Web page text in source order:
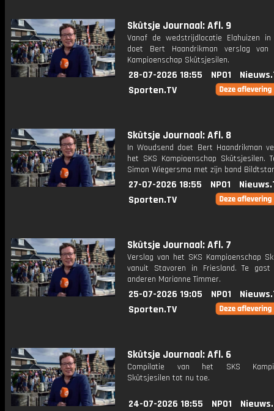
Skûtsje Journaal: Afl. 9
Vanaf de wedstrijdlocatie Elahuizen in
doet Bert Haandrikman verslag van
Kampioenschap Skûtsjesilen.
28-07-2026 18:55 NPO1
Sporten.TV
Skûtsje Journaal: Afl. 8
In Woudsend doet Bert Haandrikman
het SKS Kampioenschap Skûtsjesilen.
Simon Wiegersma met zijn band
27-07-2026 18:55 NPO1
Sporten.TV
Skûtsje Journaal: Afl. 7
Verslag van het SKS Kampioenschap
vanuit Stavoren in Friesland. Te
anderen Marianne Timmer.
25-07-2026 19:05 NPO1
Sporten.TV
Skûtsje Journaal: Afl. 6
Compilatie van het SKS
Skûtsjesilen tot nu toe.
24-07-2026 18:55 NPO1